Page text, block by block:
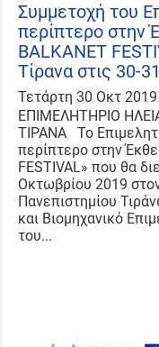
Συμμετοχή του
περίπτερο στην
BALKANET
Τίρανα στις 30-
Τετάρτη 30 Οκτ 2019
ΕΠΙΜΕΛΗΤΗΡΙΟ
ΤΙΡΑΝΑ Το
περίπτερο στην
FESTIVAL» που θα
Οκτωβρίου 2019
Πανεπιστημίου
και Βιομηχανικό
του...